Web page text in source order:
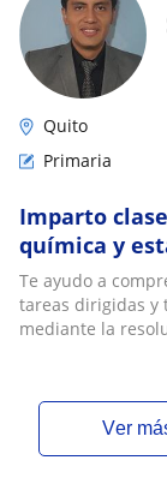
Quito
Primaria
Imparto
química y
Te ayudo a
tareas dirigidas y
mediante la
ver